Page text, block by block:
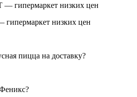
низких цен
пицца на доставку?